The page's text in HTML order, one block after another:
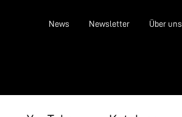
News Newsletter Über uns